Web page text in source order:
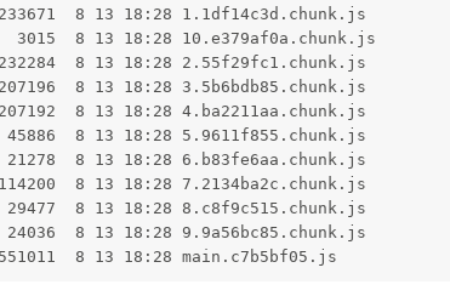
8 13 18:28 1.1df14c3d.chunk.js
8 13 18:28 10.e379af0a.chunk.js
8 13 18:28 2.55f29fc1.chunk.js
8 13 18:28 3.5b6bdb85.chunk.js
8 13 18:28 4.ba2211aa.chunk.js
8 13 18:28 5.9611f855.chunk.js
8 13 18:28 6.b83fe6aa.chunk.js
8 13 18:28 7.2134ba2c.chunk.js
8 13 18:28 8.c8f9c515.chunk.js
8 13 18:28 9.9a56bc85.chunk.js
8 13 18:28 main.c7b5bf05.js